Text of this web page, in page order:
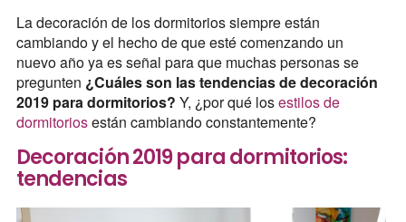
La decoración de los dormitorios siempre están
cambiando y el hecho de que esté comenzando un
nuevo año ya es señal para que muchas personas se
pregunten ¿Cuáles son las tendencias de decoración
2019 para dormitorios? Y, ¿por qué losestilos de
dormitoriosestán cambiando constantemente?
Decoración 2019 para dormitorios:
tendencias